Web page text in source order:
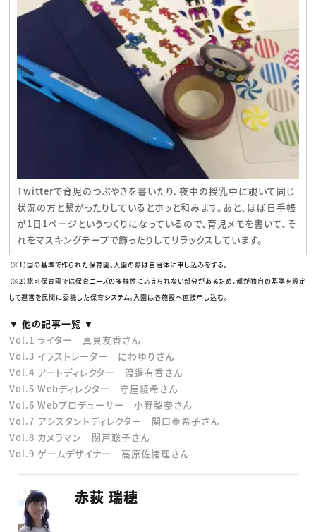
Twitterで育児のつぶやきを書いたり、夜中の授乳中に覗いて同じ
状況の方と繋がったりしているとホッと和みます。あと、ほぼ日手帳
が1日1ページというつくりになっているので、育児メモを書いて、そ
れをマスキングテープで飾ったりしてリラックスしています。
（※1）国の基準で作られた保育園。入園の際は自治体に申し込みをする。
（※2）認可保育園では保育ニーズの多様性に応えられない部分があるため、都が独自の基準を設定
して運営を民間に委託した保育システム。入園は各施設へ直接申し込む。
▼ 他の記事一覧 ▼
Vol.1 ライター 真貝友香さん
Vol.3 イラストレーター にわゆりさん
Vol.4 アートディレクター 渡邉有香さん
Vol.5 Webディレクター 守屋綾希さん
Vol.6 Webプロデューサー 小野梨奈さん
Vol.7 アシスタントディレクター 関口亜希子さん
Vol.8 カメラマン 関戸聡子さん
Vol.9 ゲームデザイナー 高原佐緒理さん
赤荻 瑞穂